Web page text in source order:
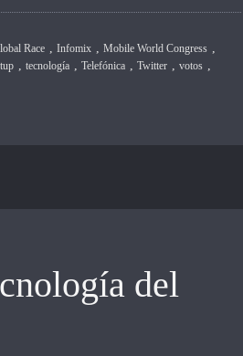
Race ,Infomix ,Mobile World Congress ,
,tecnología ,Telefónica ,Twitter ,votos ,
del